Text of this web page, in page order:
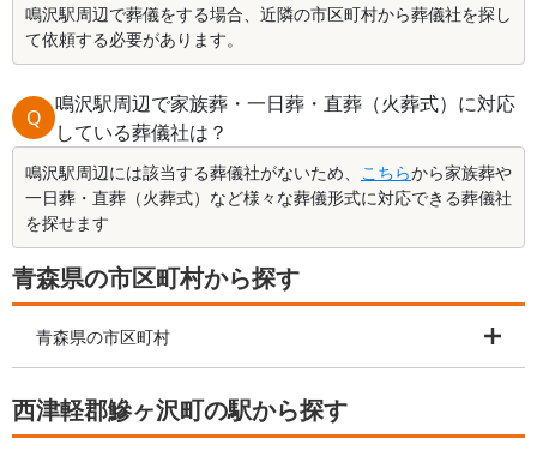
鳴沢駅周辺で葬儀をする場合、近隣の市区町村から葬儀社を探し
て依頼する必要があります。
Q
鳴沢駅周辺で家族葬・一日葬・直葬（火葬式）に対応
している葬儀社は？
鳴沢駅周辺には該当する葬儀社がないため、 こちらから家族葬や
一日葬・直葬（火葬式）など様々な葬儀形式に対応できる葬儀社
を探せます
青森県の市区町村から探す
青森県の市区町村
西津軽郡鰺ヶ沢町の駅から探す